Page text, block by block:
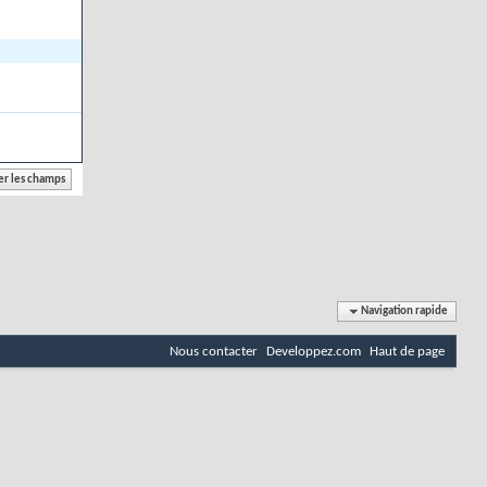
Navigation rapide
Nous contacter Developpez.com Haut de page